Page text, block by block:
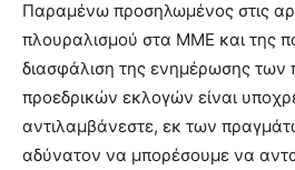
Παραμένω προσηλωμένος στις
πλουραλισμού στα ΜΜΕ και της
διασφάλιση της ενημέρωσης των
προεδρικών εκλογών είναι
αντιλαμβάνεστε, εκ των
αδύνατον να μπορέσουμε να